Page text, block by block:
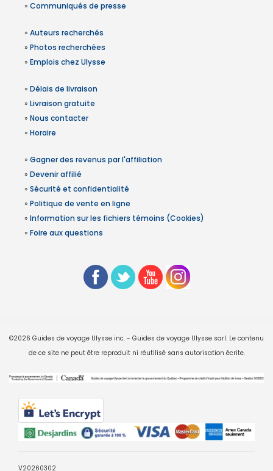
» Communiqués de presse
» Auteurs recherchés
» Photos recherchées
» Emplois chez Ulysse
» Délais de livraison
» Livraison gratuite
» Nous contacter
» Horaire
» Gagner des revenus par l'affiliation
» Devenir affilié
» Sécurité et confidentialité
» Politique de vente en ligne
» Information sur les fichiers témoins (Cookies)
» Foire aux questions
©2026 Guides de voyage Ulysse inc. - Guides de voyage Ulysse sarl. Le contenu
de ce site ne peut être reproduit ni réutilisé sans autorisation écrite.
V20260302